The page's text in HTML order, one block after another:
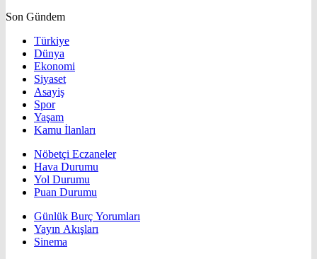
Son Gündem
Türkiye
Dünya
Ekonomi
Siyaset
Asayiş
Spor
Yaşam
Kamu İlanları
Nöbetçi Eczaneler
Hava Durumu
Yol Durumu
Puan Durumu
Günlük Burç Yorumları
Yayın Akışları
Sinema